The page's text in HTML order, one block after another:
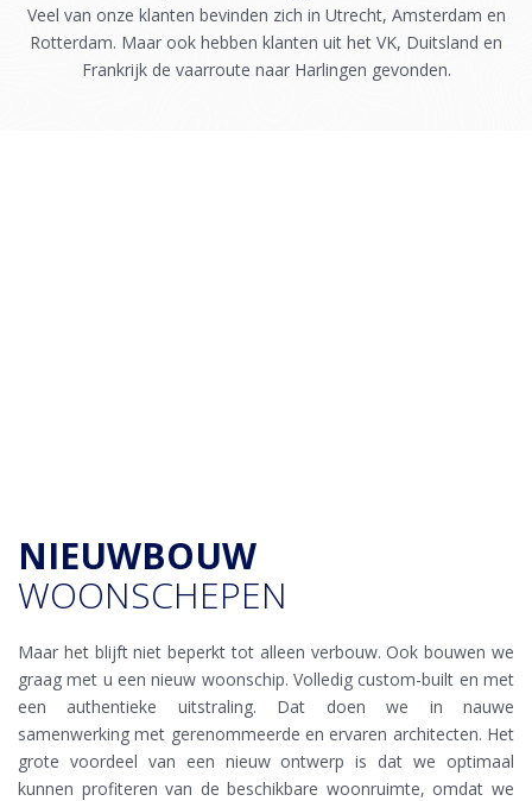
Veel van onze klanten bevinden zich in Utrecht, Amsterdam en
Rotterdam. Maar ook hebben klanten uit het VK, Duitsland en
Frankrijk de vaarroute naar Harlingen gevonden.
NIEUWBOUW
WOONSCHEPEN
Maar het blijft niet beperkt tot alleen verbouw. Ook bouwen we
graag met u een nieuw woonschip. Volledig custom-built en met
een authentieke uitstraling. Dat doen we in nauwe
samenwerking met gerenommeerde en ervaren architecten. Het
grote voordeel van een nieuw ontwerp is dat we optimaal
kunnen profiteren van de beschikbare woonruimte, omdat we